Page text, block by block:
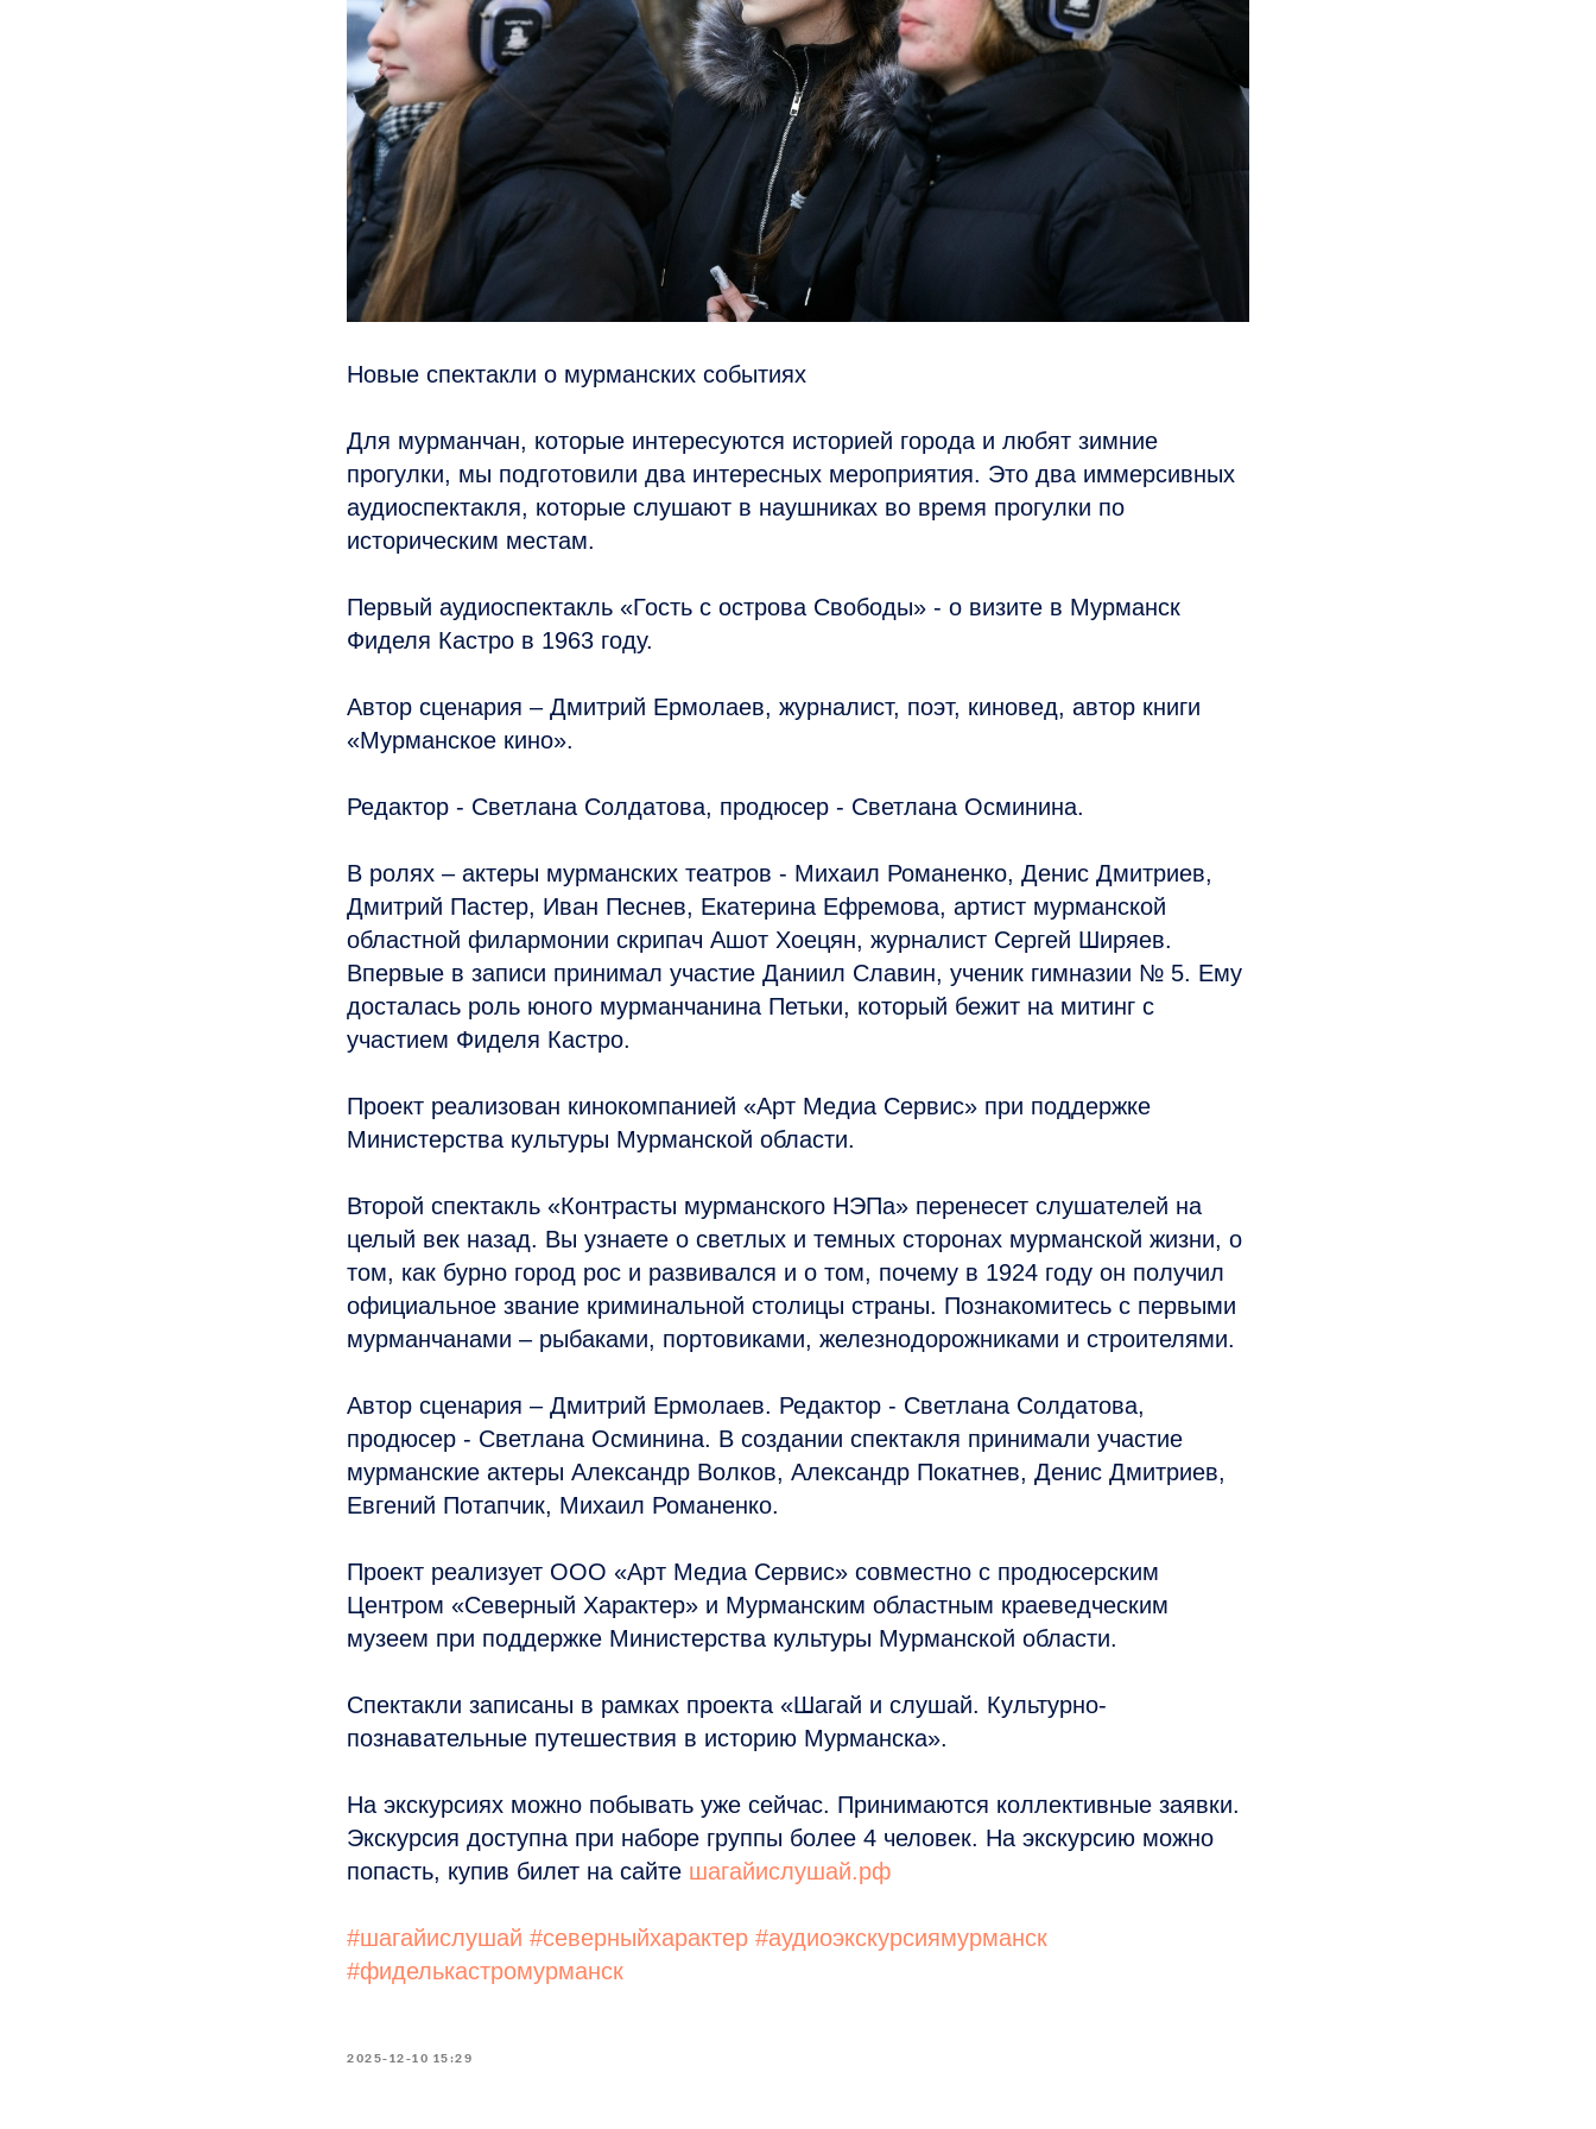
Новые спектакли о мурманских событиях
Для мурманчан, которые интересуются историей города и любят зимние
прогулки, мы подготовили два интересных мероприятия. Это два иммерсивных
аудиоспектакля, которые слушают в наушниках во время прогулки по
историческим местам.
Первый аудиоспектакль «Гость с острова Свободы» - о визите в Мурманск
Фиделя Кастро в 1963 году.
Автор сценария – Дмитрий Ермолаев, журналист, поэт, киновед, автор книги
«Мурманское кино».
Редактор - Светлана Солдатова, продюсер - Светлана Осминина.
В ролях – актеры мурманских театров - Михаил Романенко, Денис Дмитриев,
Дмитрий Пастер, Иван Песнев, Екатерина Ефремова, артист мурманской
областной филармонии скрипач Ашот Хоецян, журналист Сергей Ширяев.
Впервые в записи принимал участие Даниил Славин, ученик гимназии № 5. Ему
досталась роль юного мурманчанина Петьки, который бежит на митинг с
участием Фиделя Кастро.
Проект реализован кинокомпанией «Арт Медиа Сервис» при поддержке
Министерства культуры Мурманской области.
Второй спектакль «Контрасты мурманского НЭПа» перенесет слушателей на
целый век назад. Вы узнаете о светлых и темных сторонах мурманской жизни, о
том, как бурно город рос и развивался и о том, почему в 1924 году он получил
официальное звание криминальной столицы страны. Познакомитесь с первыми
мурманчанами – рыбаками, портовиками, железнодорожниками и строителями.
Автор сценария – Дмитрий Ермолаев. Редактор - Светлана Солдатова,
продюсер - Светлана Осминина. В создании спектакля принимали участие
мурманские актеры Александр Волков, Александр Покатнев, Денис Дмитриев,
Евгений Потапчик, Михаил Романенко.
Проект реализует ООО «Арт Медиа Сервис» совместно с продюсерским
Центром «Северный Характер» и Мурманским областным краеведческим
музеем при поддержке Министерства культуры Мурманской области.
Спектакли записаны в рамках проекта «Шагай и слушай. Культурно-
познавательные путешествия в историю Мурманска».
На экскурсиях можно побывать уже сейчас. Принимаются коллективные заявки.
Экскурсия доступна при наборе группы более 4 человек. На экскурсию можно
попасть, купив билет на сайте шагайислушай.рф
#шагайислушай #северныйхарактер #аудиоэкскурсиямурманск
#фиделькастромурманск
2025-12-10 15:29